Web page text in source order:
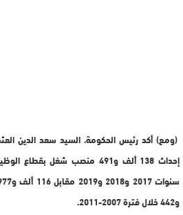
(ومع) أكد رئيس الحكومة، السيد سعد الدين
إحداث 138 ألف و491 منصب شغل
و442 خلال فترة 2007-2011.